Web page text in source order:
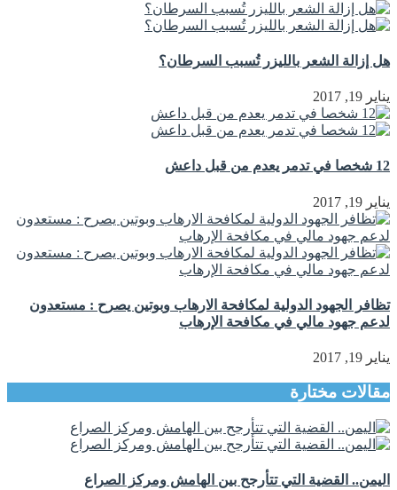
هل إزالة الشعر بالليزر تُسبب السرطان؟
يناير 19, 2017
12 شخصا في تدمر يعدم من قبل داعش
يناير 19, 2017
تظافر الجهود الدولية لمكافحة الارهاب وبوتين يصرح : مستعدون
لدعم جهود مالي في مكافحة الإرهاب
يناير 19, 2017
مقالات مختارة
اليمن.. القضية التي تتأرجح بين الهامش ومركز الصراع